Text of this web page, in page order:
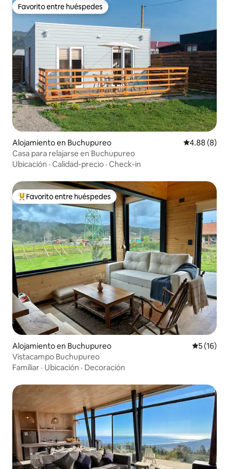
Favorito entre huéspedes
Favorito entre huéspedes
Alojamiento en Buchupureo Calificación
4.88 (8)
Casa para relajarse en Buchupureo
Ubicación · Calidad-precio · Check-in
Favorito entre huéspedes preferido
Favorito entre huéspedes
Alojamiento en Buchupureo
5 (16)
Vistacampo Buchupureo
Familiar · Ubicación · Decoración